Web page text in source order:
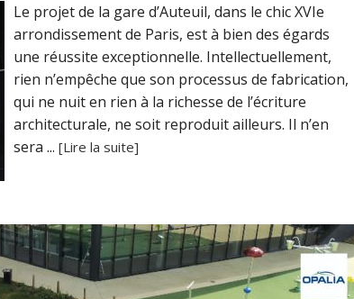
Le projet de la gare d’Auteuil, dans le chic XVIe
arrondissement de Paris, est à bien des égards
une réussite exceptionnelle. Intellectuellement,
rien n’empêche que son processus de fabrication,
qui ne nuit en rien à la richesse de l’écriture
architecturale, ne soit reproduit ailleurs. Il n’en
sera ... [Lire la suite]